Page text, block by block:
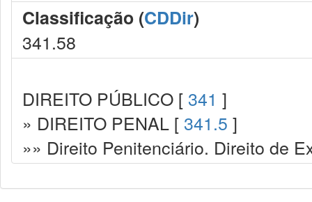
Classificação (CDDir)
341.58
DIREITO PÚBLICO [ 341 ]
» DIREITO PENAL [ 341.5 ]
»» Direito Penitenciário. Direito de